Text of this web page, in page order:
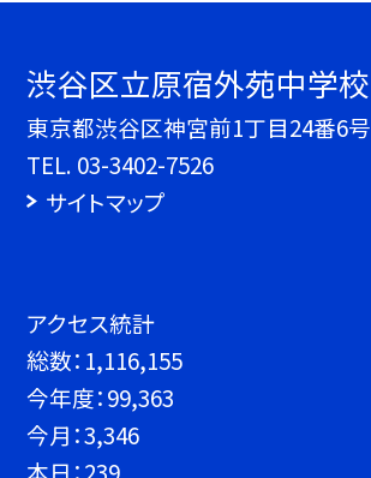
渋谷区立原宿外苑中学校
東京都渋谷区神宮前1丁目24番6号
TEL. 03-3402-7526
サイトマップ
アクセス統計
総数： 1,116,155
今年度：99,363
今月：3,346
本日：239